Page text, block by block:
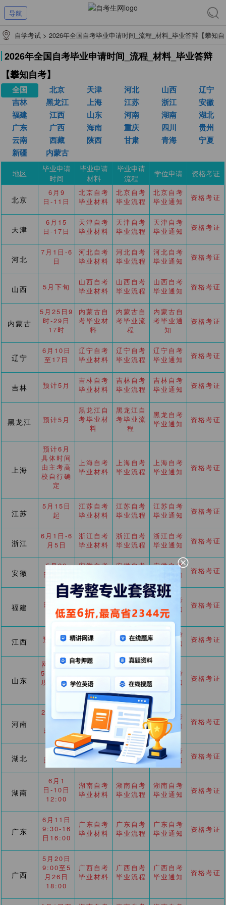
导航
自学考试 > 2026年全国自考毕业申请时间_流程_材料_毕业答辩【攀知自
考】
2026年全国自考毕业申请时间_流程_材料_毕业答辩
【攀知自考】
全国 北京 天津 河北 山西
辽宁
吉林
黑龙江 上海 江苏 浙江
安徽
福建
江西 山东 河南 湖南
湖北
广东
广西 海南 重庆 四川
贵州
云南
西藏 陕西 甘肃 青海
宁夏
新疆
内蒙古
地区
毕业申请
时间
毕业申请
材料
毕业申请
流程
学位申请 资格考证
北京
6月9
日-11日
北京自考
毕业材料
北京自考
毕业流程
北京自考
毕业通知
资格考证
天津
6月15
日-17日
天津自考
毕业材料
天津自考
毕业流程
天津自考
毕业通知
资格考证
河北
7月1日-6
日
河北自考
毕业材料
河北自考
毕业流程
河北自考
毕业通知
资格考证
山西 5月下旬
山西自考
毕业材料
山西自考
毕业流程
山西自考
毕业通知
资格考证
内蒙古
5月25日9
时-29日
17时
内蒙古自
考毕业材
料
内蒙古自
考毕业流
程
内蒙古自
考毕业通
知
资格考证
辽宁
6月10日
至17日
辽宁自考
毕业材料
辽宁自考
毕业流程
辽宁自考
毕业通知
资格考证
吉林 预计5月
吉林自考
毕业材料
吉林自考
毕业流程
吉林自考
毕业通知
资格考证
黑龙江 预计5月
黑龙江自
考毕业材
料
黑龙江自
考毕业流
程
黑龙自考
毕业通知
资格考证
上海
预计6月
具体时间
由主考高
校自行确
定
上海自考
毕业材料
上海自考
毕业流程
上海自考
毕业通知
资格考证
江苏
5月15日
起
江苏自考
毕业材料
江苏自考
毕业流程
江苏自考
毕业通知
资格考证
浙江
6月1日-6
月5日
浙江自考
毕业材料
浙江自考
毕业流程
浙江自考
毕业通知
资格考证
安徽
5月26
日-28日
安徽自考
安徽自考
安徽自考
毕业通知
资格考证
福建
5月18
日-25日
15:00
福建自考
毕业材料
福建自考
毕业流程
福建自考
毕业通知
资格考证
江西 预计6月
江西自考
毕业材料
江西自考
毕业流程
江西自考
毕业通知
资格考证
山东
网上申请
5.25-29;
现场确认
6.1-3
毕业材料
毕业流程
山东自考
毕业通知
资格考证
河南
2026年5
月18
日-20日
河南自考
毕业材料
河南自考
毕业流程
河南自考
毕业通知
资格考证
湖北
5月25
日-29日
湖北自考
毕业材料
湖北自考
毕业流程
湖北自考
毕业通知
资格考证
湖南
6月1
日-10日
12:00
湖南自考
毕业材料
湖南自考
毕业流程
湖南自考
毕业通知
资格考证
广东
6月11日
9:30-16
日16:00
广东自考
毕业材料
广东自考
毕业流程
广东自考
毕业通知
资格考证
广西
5月20日
9:00至5
月26日
18:00
广西自考
毕业材料
广西自考
毕业流程
广西自考
毕业通知
资格考证